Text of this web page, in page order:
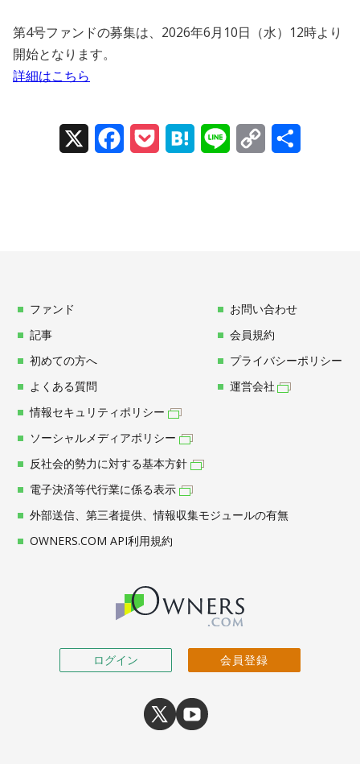
ログイン 会員登録
第4号ファンドの募集は、2026年6月10日（水）12時より
開始となります。
詳細はこちら
Facebook
Pocket Hatena Line
Copy
ログイン 会員登録
X
ファンド
記事
初めての方へ
よくある質問
お問い合わせ
会員規約
プライバシーポリシー
運営会社
情報セキュリティポリシー
ソーシャルメディアポリシー
反社会的勢力に対する基本方針
電子決済等代行業に係る表示
外部送信、第三者提供、情報収集モジュールの有無
OWNERS.COM API利用規約